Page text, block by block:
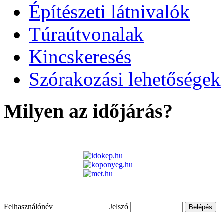
Építészeti látnivalók
Túraútvonalak
Kincskeresés
Szórakozási lehetőségek
Milyen az időjárás?
Felhasználónév Jelszó